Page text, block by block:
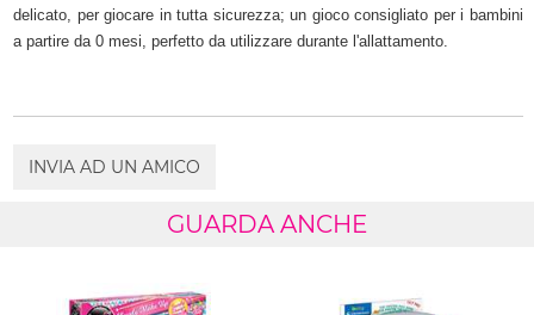
delicato, per giocare in tutta sicurezza; un gioco consigliato per i bambini
a partire da 0 mesi, perfetto da utilizzare durante l'allattamento.
INVIA AD UN AMICO
GUARDA ANCHE